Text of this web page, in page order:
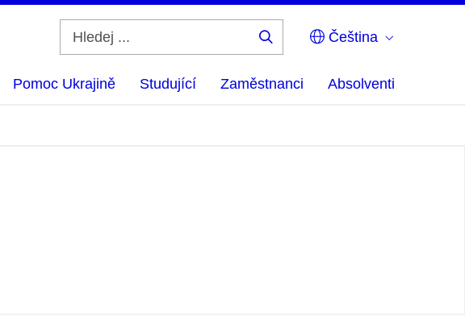
Čeština
Pomoc Ukrajině Studující Zaměstnanci Absolventi